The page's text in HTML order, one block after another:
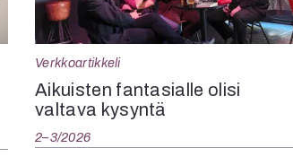
Verkkoartikkeli
Aikuisten fantasialle olisi
valtava kysyntä
2–3/2026